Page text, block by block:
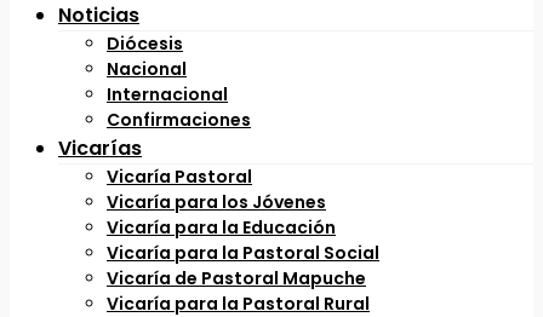
Noticias
Diócesis
Nacional
Internacional
Confirmaciones
Vicarías
Vicaría Pastoral
Vicaría para los Jóvenes
Vicaría para la Educación
Vicaría para la Pastoral Social
Vicaría de Pastoral Mapuche
Vicaría para la Pastoral Rural